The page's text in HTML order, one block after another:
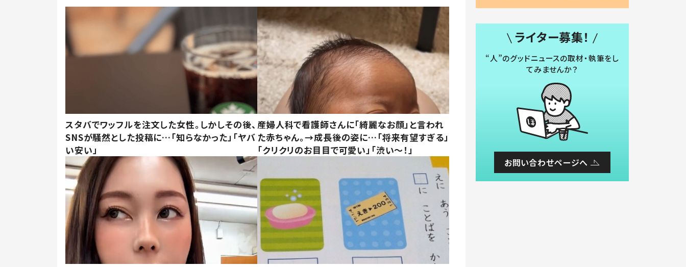
スタバでワッフルを注文した女性。しかしその後、
SNSが騒然とした投稿に…「知らなかった」「ヤバ
い安い」
産婦人科で看護師さんに「綺麗なお顔」と言われ
た赤ちゃん。→成長後の姿に…「将来有望すぎる」
「クリクリのお目目で可愛い」「渋い～！」
ライター募集！
“人”のグッドニュースの取材・執筆をし
てみませんか？
お問い合わせページへ